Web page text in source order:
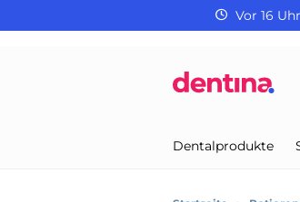
Vor 16
Dentalprodukte